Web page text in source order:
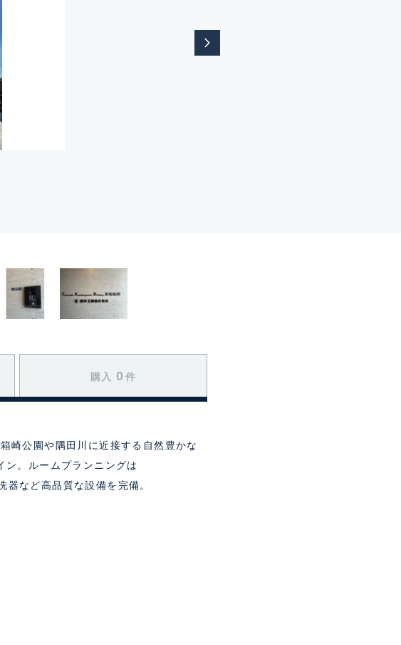
購入 0 件
崎公園や隅田川に近接する自然豊かな
ン。ルームプランニングは
など高品質な設備を完備。